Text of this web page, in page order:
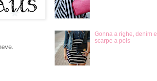
Gonna a righe, denim e
scarpe a pois